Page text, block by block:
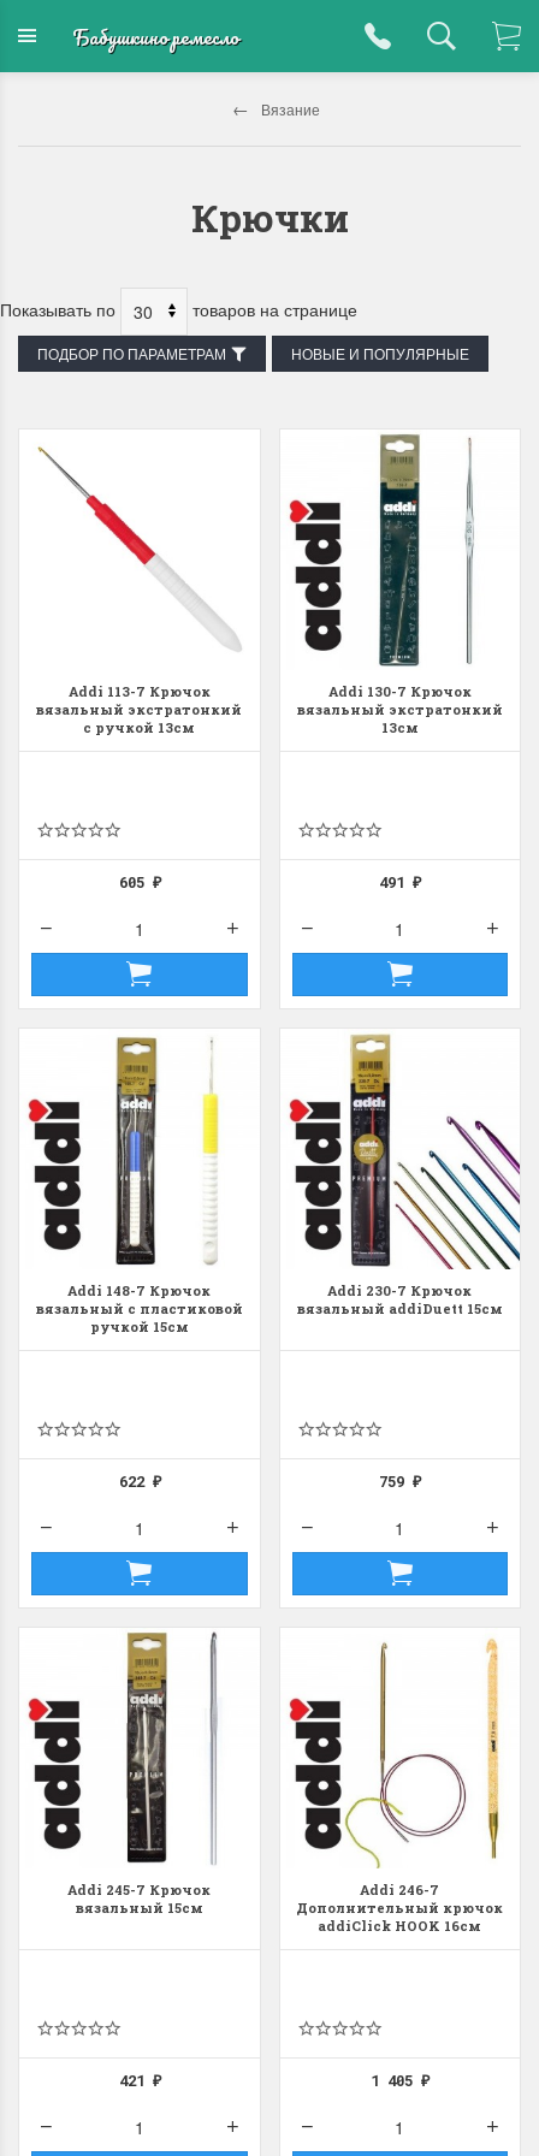
Бабушкино ремесло
Вязание
Крючки
Показывать по товаров на странице
ПОДБОР ПО ПАРАМЕТРАМ НОВЫЕ И ПОПУЛЯРНЫЕ
Addi 113-7 Крючок
вязальный экстратонкий
с ручкой 13см
605 ₽
Addi 130-7 Крючок
вязальный экстратонкий
13см
491₽
Addi 148-7 Крючок
вязальный с пластиковой
ручкой 15см
622 ₽
Addi 230-7 Крючок
вязальный addiDuett 15см
759₽
Addi 245-7 Крючок
вязальный 15см
421 ₽
Addi 246-7
Дополнительный крючок
addiClick HOOK 16см
1 405₽